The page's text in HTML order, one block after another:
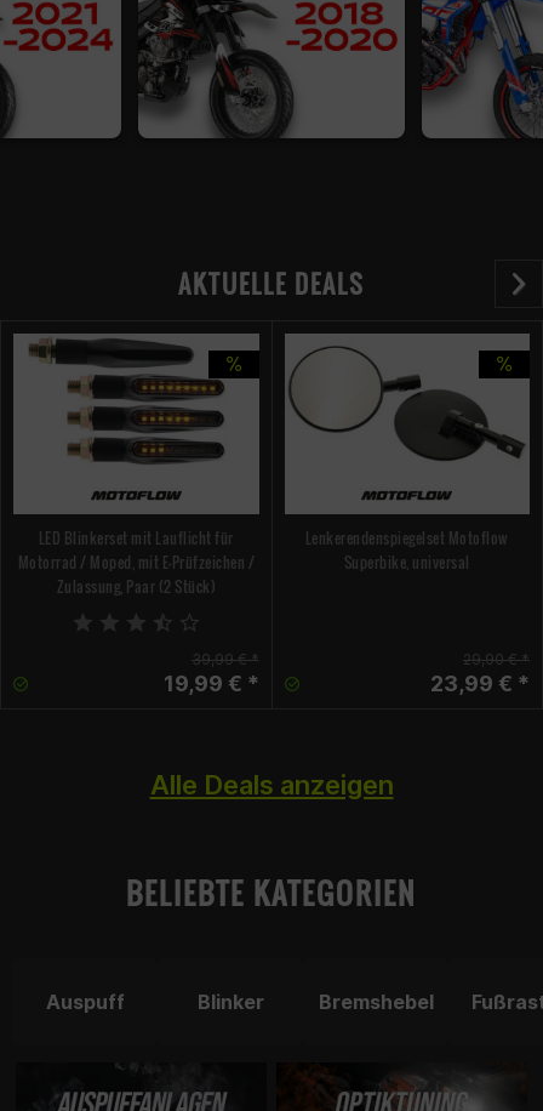
AKTUELLE DEALS
LED Blinkerset mit Lauflicht für
Motorrad / Moped, mit E-Prüfzeichen /
Zulassung, Paar (2 Stück)
39,99 € *
19,99 € *
Lenkerendenspiegelset Motoflow
Superbike, universal
29,90 € *
23,99 € *
Alle Deals anzeigen
BELIEBTE KATEGORIEN
Auspuff Blinker Bremshebel